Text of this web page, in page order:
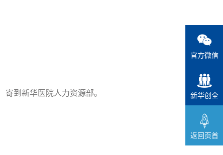
官方微信
新华创全
返回页首
到新华医院人力资源部。